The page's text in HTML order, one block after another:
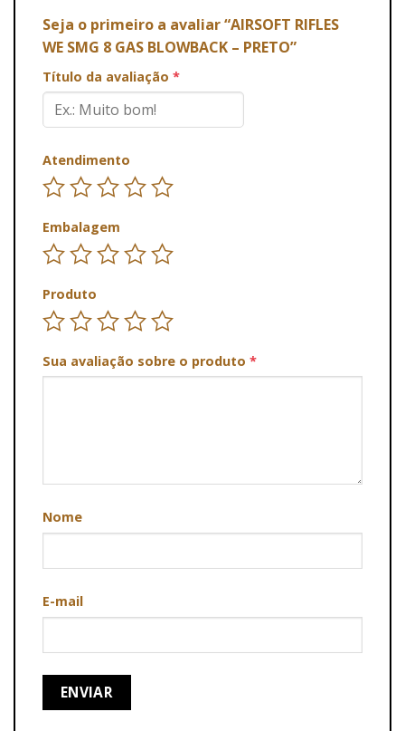
Seja o primeiro a avaliar “AIRSOFT RIFLES
WE SMG 8 GAS BLOWBACK – PRETO”
Título da avaliação *
Atendimento
Embalagem
Produto
Sua avaliação sobre o produto *
Nome
E-mail